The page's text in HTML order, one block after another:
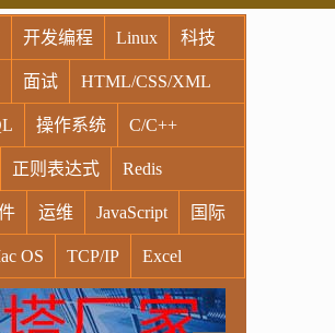
开发编程 Linux 科技
面试 HTML/CSS/XML
操作系统 C/C++
正则表达式 Redis
运维 JavaScript 国际
OS TCP/IP Excel
VR Vim